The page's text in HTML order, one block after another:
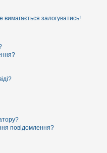
залогуватись!
повідомлення?